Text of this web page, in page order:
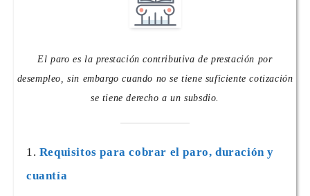
El paro es la prestación contributiva de prestación por
desempleo, sin embargo cuando no se tiene suficiente cotización
se tiene derecho a un subsdio.
Requisitos para cobrar el paro, duración y
cuantía